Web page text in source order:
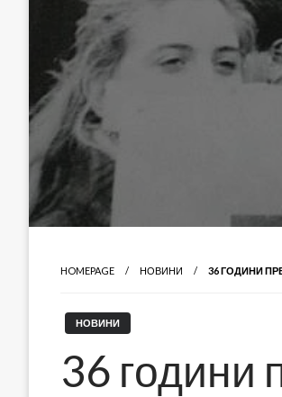
HOMEPAGE НОВИНИ 36 ГОДИНИ
НОВИНИ
36 години